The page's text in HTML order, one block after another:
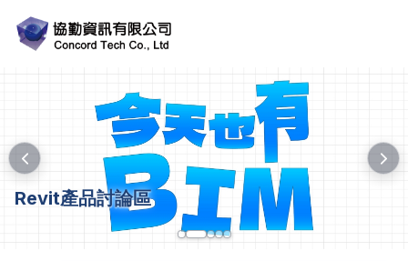
Revit產品討論區